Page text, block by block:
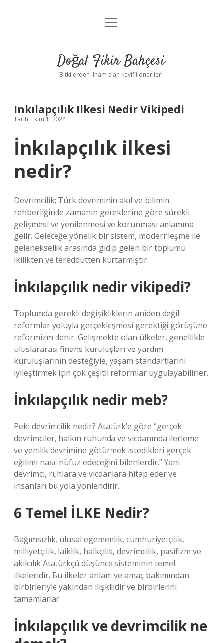
Anasayfa
Yasal Uyarı
menüyü
Doğal Fikir Bahçesi
Bitkilerden ilham alan keyifli öneriler!
Inkılapçılık Ilkesi Nedir Vikipedi
Tarih: Ekim 1, 2024
İnkılapçılık ilkesi
nedir?
Devrimcilik; Türk devriminin akıl ve bilimin
rehberliğinde zamanın gereklerine göre sürekli
gelişmesi ve yenilenmesi ve korunması anlamına
gelir. Geleceğe yönelik bir sistem, modernleşme ile
geleneksellik arasında gidip gelen bir toplumu
ikilikten ve tereddütten kurtarmıştır.
İnkılapçılık nedir vikipedi?
Toplumda gerekli değişikliklerin aniden değil
reformlar yoluyla gerçekleşmesi gerektiği görüşüne
reformizm denir. Gelişmekte olan ülkeler, genellikle
uluslararası finans kuruluşları ve yardım
kuruluşlarının desteğiyle, yaşam standartlarını
iyileştirmek için çok çeşitli reformlar uygulayabilirler.
İnkılapçılık nedir meb?
Peki devrimcilik nedir? Atatürk’e göre “gerçek
devrimciler, halkın ruhunda ve vicdanında ilerleme
ve yenilik devrimine götürmek istedikleri gerçek
eğilimi nasıl nüfuz edeceğini bilenlerdir.” Yani
devrimci, ruhlara ve vicdanlara hitap eder ve
insanları bu yola yönlendirir.
6 Temel İLKE Nedir?
Bağımsızlık, ulusal egemenlik, cumhuriyetçilik,
milliyetçilik, laiklik, halkçılık, devrimcilik, pasifizm ve
akılcılık Atatürkçü düşünce sisteminin temel
ilkeleridir. Bu ilkeler anlam ve amaç bakımından
birbirleriyle yakından ilişkilidir ve birbirlerini
tamamlarlar.
İnkılapçılık ve devrimcilik ne